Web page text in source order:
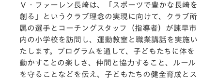
Ｖ・ファーレン長崎は、「スポーツで豊かな長崎を
創る」というクラブ理念の実現に向けて、クラブ所
属の選手とコーチングスタッフ（指導者）が諫早市
内の小学校を訪問し、運動教室と職業講話を実施い
たします。プログラムを通して、子どもたちに体を
動かすことの楽しさ、仲間と協力すること、ルール
を守ることなどを伝え、子どもたちの健全育成とス